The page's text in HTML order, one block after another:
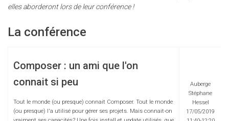
elles aborderont lors de leur conférence !
La conférence
Composer : un ami que l'on
connait si peu
Tout le monde (ou presque) connait Composer. Tout le monde
(ou presque) l'a utilisé pour gérer ses projets. Mais connait-on
Auberge
Stéphane
Hessel
17/05/2019